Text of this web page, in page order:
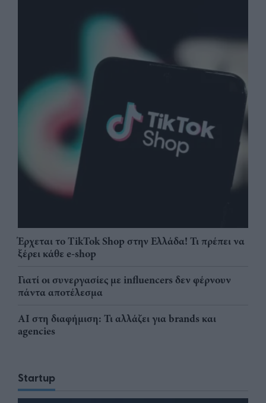
Έρχεται το TikTok Shop στην Ελλάδα! Τι πρέπει να
ξέρει κάθε e-shop
Γιατί οι συνεργασίες με influencers δεν φέρνουν
πάντα αποτέλεσμα
AI στη διαφήμιση: Τι αλλάζει για brands και
agencies
Startup